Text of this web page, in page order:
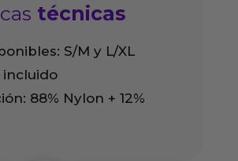
técnicas
S/M y L/XL
incluido
88% Nylon + 12%